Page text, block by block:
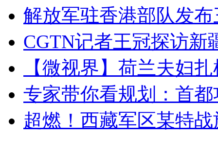
解放军驻香港部队发
CGTN记者王冠探访新
【微视界】荷兰夫妇
专家带你看规划：首
超燃！西藏军区某特